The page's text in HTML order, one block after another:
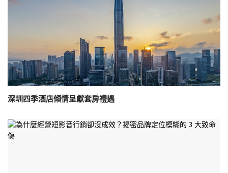
深圳四季酒店傾情呈獻套房禮遇